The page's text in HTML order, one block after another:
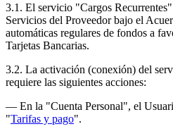
3.1. El servicio "Cargos
Servicios del Proveedor bajo el
automáticas regulares de fondos a
Tarjetas Bancarias.
3.2. La activación (conexión) del
requiere las siguientes acciones:
— En la "Cuenta Personal", el
"Tarifas y pago".